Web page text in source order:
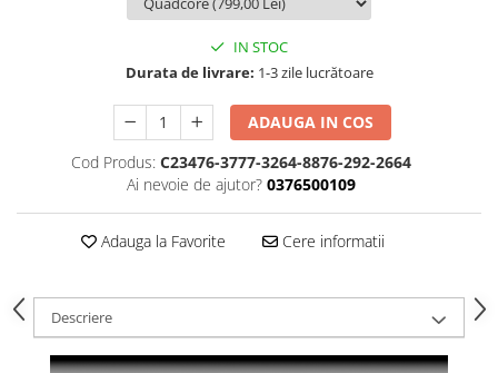
IN STOC
Durata de livrare: 1-3 zile lucrătoare
ADAUGA IN COS
Cod Produs: C23476-3777-3264-8876-292-2664
Ai nevoie de ajutor? 0376500109
Adauga la Favorite Cere informatii
Descriere